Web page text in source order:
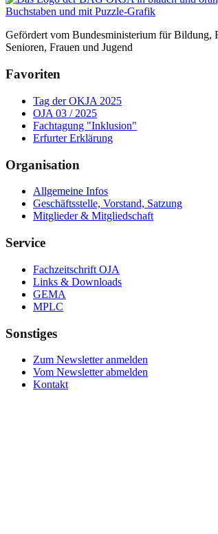
Gefördert vom Bundesministerium für Bildung,
Senioren, Frauen und Jugend
Favoriten
Tag der OKJA 2025
OJA 03 / 2025
Fachtagung "Inklusion"
Erfurter Erklärung
Organisation
Allgemeine Infos
Geschäftsstelle, Vorstand, Satzung
Mitglieder & Mitgliedschaft
Service
Fachzeitschrift OJA
Links & Downloads
GEMA
MPLC
Sonstiges
Zum Newsletter anmelden
Vom Newsletter abmelden
Kontakt